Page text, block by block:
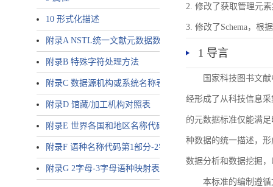
10 形式化描述
附录A NSTL统一文献元数据数据唯一标识符规则
附录B 特殊字符处理方法
附录C 数据源机构或系统名称表
附录D 馆藏/加工机构对照表
附录E 世界各国和地区名称代码-2字母代码（GB/T 2659-
附录F 语种名称代码第1部分-2字母代码（GB/T 4880.1-2005
附录G 2字母-3字母语种映射表
2. 修改了获取管理元
3. 修改了Schema，根
1 导言
国家科技图书文
经形成了从科技信息
的元数据标准仅能满
种数据的统一描述，
数据分析和数据挖掘
本标准的编制遵